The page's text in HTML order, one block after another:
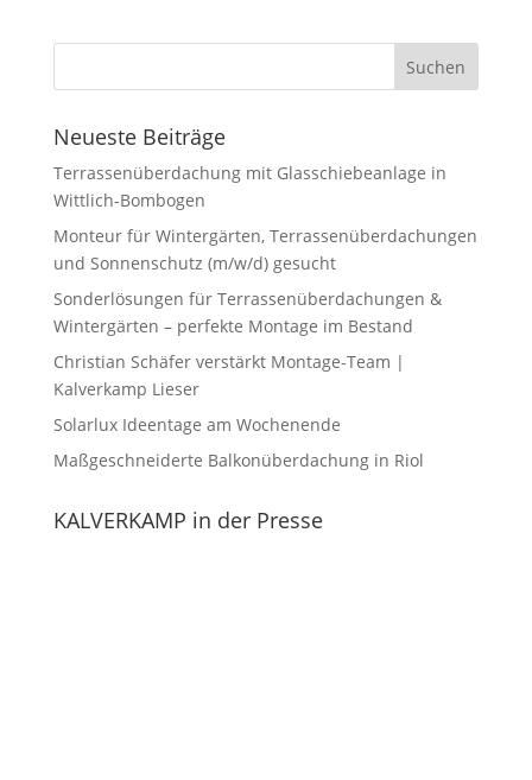
Neueste Beiträge
Terrassenüberdachung mit Glasschiebeanlage in
Wittlich-Bombogen
Monteur für Wintergärten, Terrassenüberdachungen
und Sonnenschutz (m/w/d) gesucht
Sonderlösungen für Terrassenüberdachungen &
Wintergärten – perfekte Montage im Bestand
Christian Schäfer verstärkt Montage-Team |
Kalverkamp Lieser
Solarlux Ideentage am Wochenende
Maßgeschneiderte Balkonüberdachung in Riol
KALVERKAMP in der Presse